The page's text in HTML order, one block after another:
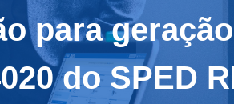
para
do SPED